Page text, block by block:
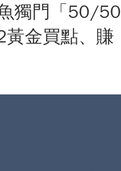
獨門「50/50
金買點、賺